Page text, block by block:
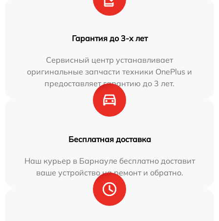
Гарантия до 3-х лет
Сервисный центр устанавливает
оригинальные запчасти техники OnePlus и
предоставляет гарантию до 3 лет.
Бесплатная доставка
Наш курьер в Барнауле бесплатно доставит
ваше устройство на ремонт и обратно.